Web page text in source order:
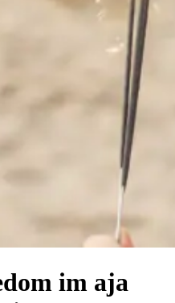
im aja